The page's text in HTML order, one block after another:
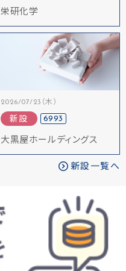
栄研化学
2026/07/23（木）
新設 6993
大黒屋ホールディングス
新設一覧へ